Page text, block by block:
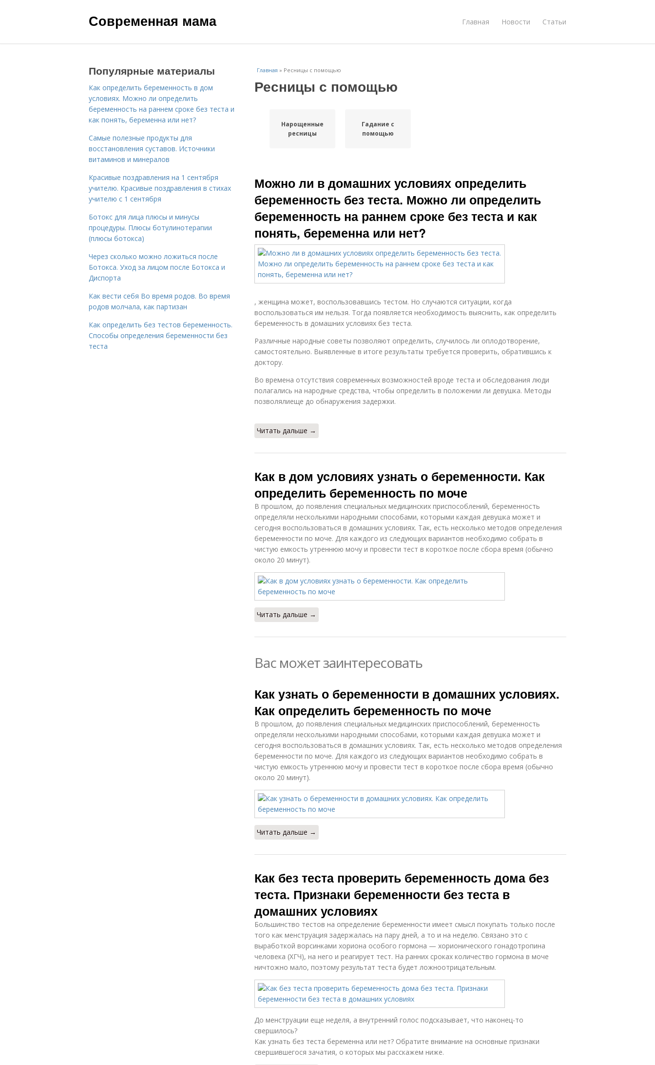
Современная мама Главная Новости Статьи
Главная » Ресницы с помощью
Ресницы с помощью
Нарощенные
ресницы
Гадание с
помощью
Можно ли в домашних условиях определить
беременность без теста. Можно ли определить
беременность на раннем сроке без теста и как
понять, беременна или нет?
, женщина может, воспользовавшись тестом. Но случаются ситуации, когда
воспользоваться им нельзя. Тогда появляется необходимость выяснить, как определить
беременность в домашних условиях без теста.
Различные народные советы позволяют определить, случилось ли оплодотворение,
самостоятельно. Выявленные в итоге результаты требуется проверить, обратившись к
доктору.
Во времена отсутствия современных возможностей вроде теста и обследования люди
полагались на народные средства, чтобы определить в положении ли девушка. Методы
позволялиеще до обнаружения задержки.
Читать дальше →
Как в дом условиях узнать о беременности. Как
определить беременность по моче
В прошлом, до появления специальных медицинских приспособлений, беременность
определяли несколькими народными способами, которыми каждая девушка может и
сегодня воспользоваться в домашних условиях. Так, есть несколько методов определения
беременности по моче. Для каждого из следующих вариантов необходимо собрать в
чистую емкость утреннюю мочу и провести тест в короткое после сбора время (обычно
около 20 минут).
Читать дальше →
Вас может заинтересовать
Как узнать о беременности в домашних условиях.
Как определить беременность по моче
В прошлом, до появления специальных медицинских приспособлений, беременность
определяли несколькими народными способами, которыми каждая девушка может и
сегодня воспользоваться в домашних условиях. Так, есть несколько методов определения
беременности по моче. Для каждого из следующих вариантов необходимо собрать в
чистую емкость утреннюю мочу и провести тест в короткое после сбора время (обычно
около 20 минут).
Читать дальше →
Как без теста проверить беременность дома без
теста. Признаки беременности без теста в
домашних условиях
Большинство тестов на определение беременности имеет смысл покупать только после
того как менструация задержалась на пару дней, а то и на неделю. Связано это с
выработкой ворсинками хориона особого гормона — хорионического гонадотропина
человека (ХГЧ), на него и реагирует тест. На ранних сроках количество гормона в моче
ничтожно мало, поэтому результат теста будет ложноотрицательным.
До менструации еще неделя, а внутренний голос подсказывает, что наконец-то
свершилось?
Как узнать без теста беременна или нет? Обратите внимание на основные признаки
свершившегося зачатия, о которых мы расскажем ниже.
Популярные материалы
Как определить беременность в дом
условиях. Можно ли определить
беременность на раннем сроке без теста и
как понять, беременна или нет?
Самые полезные продукты для
восстановления суставов. Источники
витаминов и минералов
Красивые поздравления на 1 сентября
учителю. Красивые поздравления в стихах
учителю с 1 сентября
Ботокс для лица плюсы и минусы
процедуры. Плюсы ботулинотерапии
(плюсы ботокса)
Через сколько можно ложиться после
Ботокса. Уход за лицом после Ботокса и
Диспорта
Как вести себя Во время родов. Во время
родов молчала, как партизан
Как определить без тестов беременность.
Способы определения беременности без
теста